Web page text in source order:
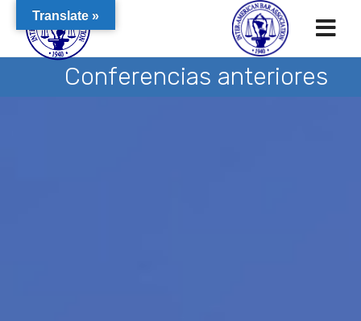
Conferencias anteriores
Translate »